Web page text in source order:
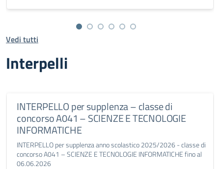
Vedi tutti
Interpelli
INTERPELLO per supplenza – classe di
concorso A041 – SCIENZE E TECNOLOGIE
INFORMATICHE
INTERPELLO per supplenza anno scolastico 2025/2026 - classe di
concorso A041 – SCIENZE E TECNOLOGIE INFORMATICHE fino al
06.06.2026